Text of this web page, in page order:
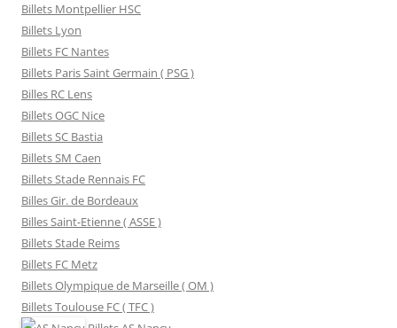
Billets Montpellier HSC
Billets Lyon
Billets FC Nantes
Billets Paris Saint Germain ( PSG )
Billes RC Lens
Billets OGC Nice
Billets SC Bastia
Billets SM Caen
Billets Stade Rennais FC
Billes Gir. de Bordeaux
Billes Saint-Etienne ( ASSE )
Billets Stade Reims
Billets FC Metz
Billets Olympique de Marseille ( OM )
Billets Toulouse FC ( TFC )